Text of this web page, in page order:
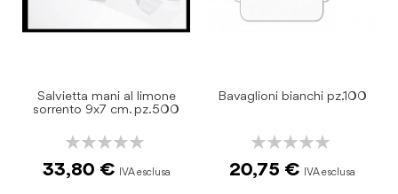
Salvietta mani al limone
sorrento 9x7 cm. pz.500
Rating:
33,80 €
Bavaglioni bianchi pz.100
Rating:
20,75 €